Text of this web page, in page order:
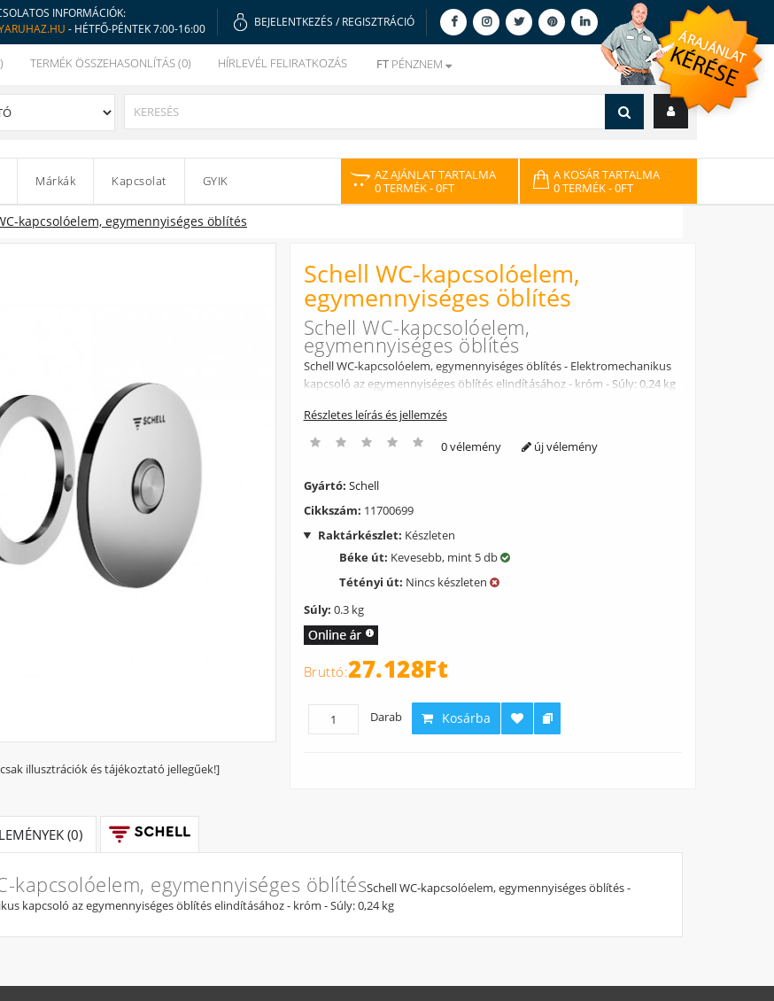
INFORMÁCIÓK:
- HÉTFŐ-PÉNTEK 7:00-16:00
BEJELENTKEZÉS / REGISZTRÁCIÓ
TERMÉK ÖSSZEHASONLÍTÁS (0) HÍRLEVÉL FELIRATKOZÁS FT PÉNZNEM
Márkák Kapcsolat GYIK
AZ AJÁNLAT TARTALMA
0 TERMÉK- 0FT
A KOSÁR TARTALMA
0 TERMÉK- 0FT
kapcsolóelem, egymennyiséges öblítés
illusztrációk és tájékoztató jellegűek!]
Schell WC-kapcsolóelem,
egymennyiséges öblítés
Schell WC-kapcsolóelem,
egymennyiséges öblítés
Schell WC-kapcsolóelem, egymennyiséges öblítés - Elektromechanikus
kapcsoló az egymennyiséges öblítés elindításához - króm - Súly: 0,24 kg
Részletes leírás és jellemzés
0 vélemény új vélemény
Gyártó: Schell
Cikkszám: 11700699
Raktárkészlet: Készleten
Béke út: Kevesebb, mint 5 db
Tétényi út: Nincs készleten
Súly: 0.3 kg
27.128Ft
Darab Kosárba
(0)
kapcsolóelem, egymennyiséges öblítésSchell WC-kapcsolóelem, egymennyiséges öblítés -
kapcsoló az egymennyiséges öblítés elindításához - króm - Súly: 0,24 kg